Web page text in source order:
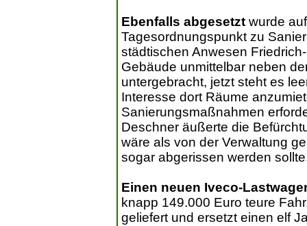
Ebenfalls abgesetzt wurde
Tagesordnungspunkt zu
städtischen Anwesen
Gebäude unmittelbar neben
untergebracht, jetzt steht es
Interesse dort Räume
Sanierungsmaßnahmen
Deschner äußerte die
wäre als von der Verwaltung
sogar abgerissen werden
Einen neuen Iveco-
knapp 149.000 Euro teure
geliefert und ersetzt einen elf